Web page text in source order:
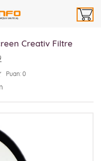
Creativ Filtre
Puan: 0